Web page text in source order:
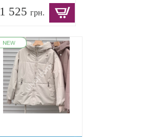
1 525грн.